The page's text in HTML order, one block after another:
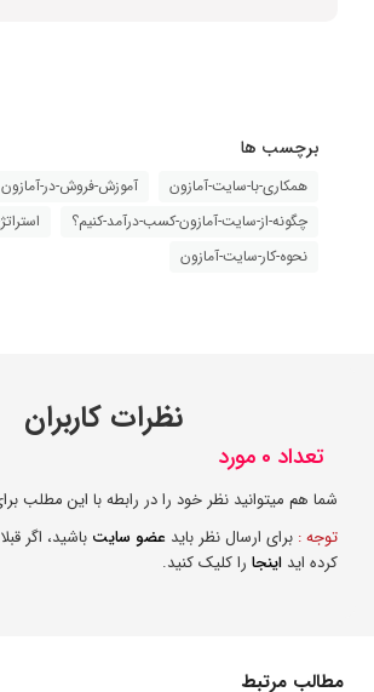
برچسب ها
همکاری-با-سایت-آمازون
آموزش-فروش-در-آمازون
چگونه-از-سایت-آمازون-کسب-درآمد-کنیم؟
نحوه-کار-سایت-آمازون
نظرات کاربران
تعداد 0 مورد
شما هم میتوانید نظر خود را در رابطه با این مطلب
توجه : برای ارسال نظر باید عضو سایت باشید، اگر
کرده اید اینجا را کلیک کنید.
مطالب مرتبط